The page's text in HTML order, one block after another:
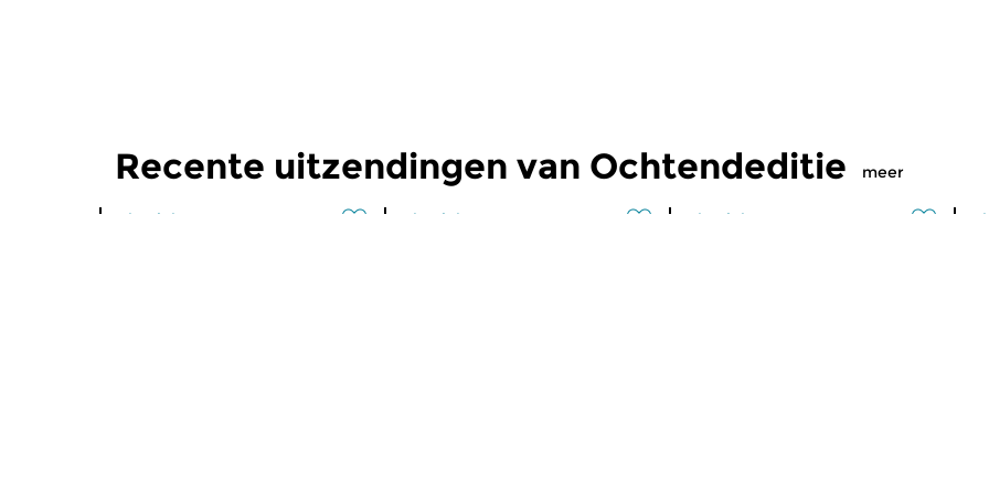
Recente uitzendingen van Ochtendeditie meer
Klassiek Klassiek Klassiek